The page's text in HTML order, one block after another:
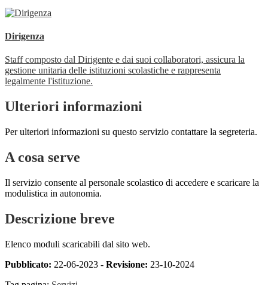
Dirigenza
Staff composto dal Dirigente e dai suoi collaboratori, assicura la
gestione unitaria delle istituzioni scolastiche e rappresenta
legalmente l'istituzione.
Ulteriori informazioni
Per ulteriori informazioni su questo servizio contattare la segreteria.
A cosa serve
Il servizio consente al personale scolastico di accedere e scaricare la
modulistica in autonomia.
Descrizione breve
Elenco moduli scaricabili dal sito web.
Pubblicato: 22-06-2023 - Revisione: 23-10-2024